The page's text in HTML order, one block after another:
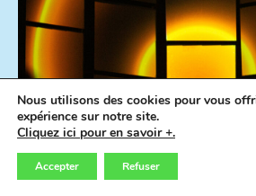
Nous utilisons des cookies pour vous
expérience sur notre site.
Cliquez ici pour en savoir +.
Accepter Refuser